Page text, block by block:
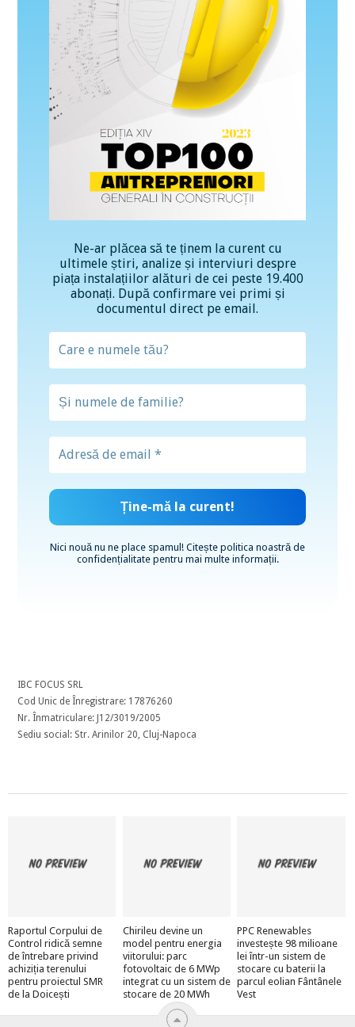
Ne-ar plăcea să te ținem la curent cu
ultimele știri, analize și interviuri despre
piața instalațiilor alături de cei peste 19.400
abonați. După confirmare vei primi și
documentul direct pe email.
Nici nouă nu ne place spamul! Citește politica noastră de
confidențialitatepentru mai multe informații.
IBC FOCUS SRL
Cod Unic de Înregistrare: 17876260
Nr. Înmatriculare: J12/3019/2005
Sediu social: Str. Arinilor 20, Cluj-Napoca
Raportul Corpului de
Control ridică semne
de întrebare privind
achiziția terenului
pentru proiectul SMR
de la Doicești
Chirileu devine un
model pentru energia
viitorului: parc
fotovoltaic de 6 MWp
integrat cu un sistem de
stocare de 20 MWh
PPC Renewables
investește 98 milioane
lei într-un sistem de
stocare cu baterii la
parcul eolian Fântânele
Vest